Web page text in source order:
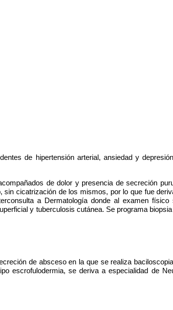
de hipertensión arterial, ansiedad y
de dolor y presencia de secreción
cicatrización de los mismos, por lo que fue
a Dermatología donde al examen físico
y tuberculosis cutánea. Se programa
de absceso en la que se realiza
escrofulodermia, se deriva a especialidad de